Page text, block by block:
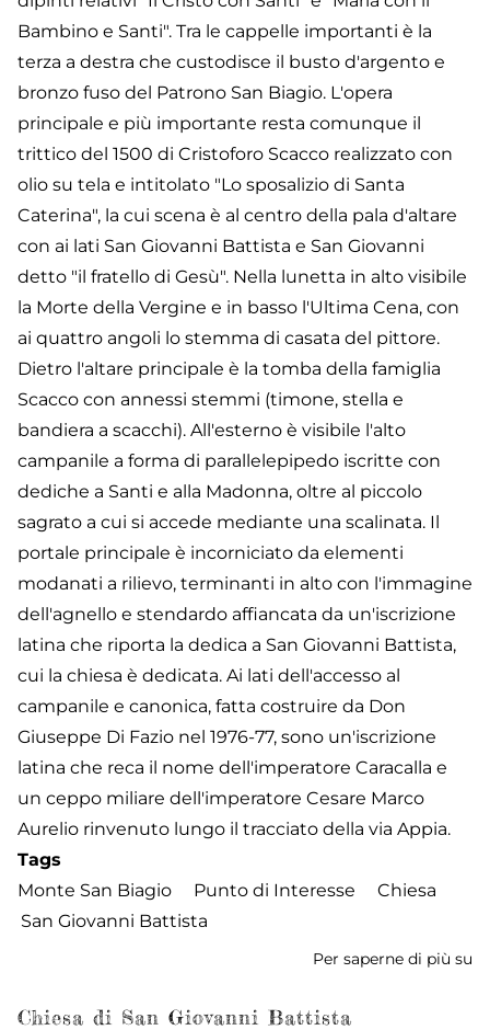
Bambino e Santi". Tra le cappelle importanti è la
terza a destra che custodisce il busto d'argento e
bronzo fuso del Patrono San Biagio. L'opera
principale e più importante resta comunque il
trittico del 1500 di Cristoforo Scacco realizzato con
olio su tela e intitolato "Lo sposalizio di Santa
Caterina", la cui scena è al centro della pala d'altare
con ai lati San Giovanni Battista e San Giovanni
detto "il fratello di Gesù". Nella lunetta in alto visibile
la Morte della Vergine e in basso l'Ultima Cena, con
ai quattro angoli lo stemma di casata del pittore.
Dietro l'altare principale è la tomba della famiglia
Scacco con annessi stemmi (timone, stella e
bandiera a scacchi). All'esterno è visibile l'alto
campanile a forma di parallelepipedo iscritte con
dediche a Santi e alla Madonna, oltre al piccolo
sagrato a cui si accede mediante una scalinata. Il
portale principale è incorniciato da elementi
modanati a rilievo, terminanti in alto con l'immagine
dell'agnello e stendardo affiancata da un'iscrizione
latina che riporta la dedica a San Giovanni Battista,
cui la chiesa è dedicata. Ai lati dell'accesso al
campanile e canonica, fatta costruire da Don
Giuseppe Di Fazio nel 1976-77, sono un'iscrizione
latina che reca il nome dell'imperatore Caracalla e
un ceppo miliare dell'imperatore Cesare Marco
Aurelio rinvenuto lungo il tracciato della via Appia.
Tags
Monte San Biagio
Punto di Interesse
Chiesa
San Giovanni Battista
Per saperne di più su
Chiesa di San Giovanni Battista